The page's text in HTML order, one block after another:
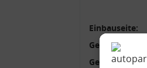
Einbauseite:
Getriebeart:
Getriebetyp: